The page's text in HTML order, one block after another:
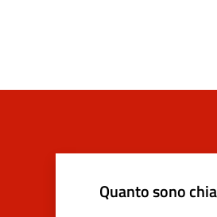
Quanto sono